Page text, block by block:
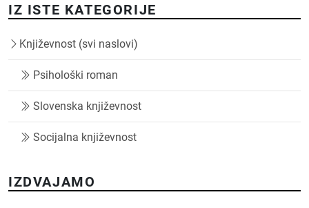
IZ ISTE KATEGORIJE
Književnost (svi naslovi)
Psihološki roman
Slovenska književnost
Socijalna književnost
IZDVAJAMO